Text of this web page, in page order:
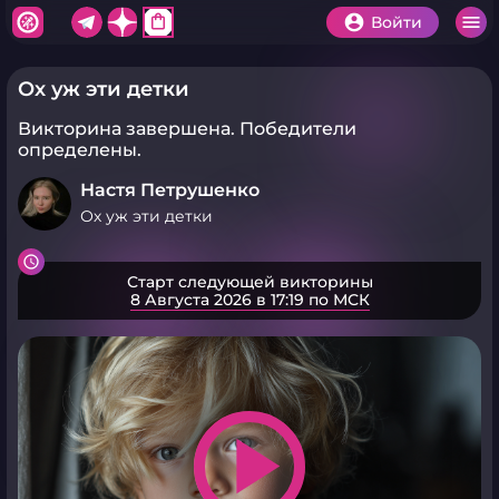
shopping_bag Войти
Ох уж эти детки
Викторина завершена. Победители
определены.
Настя Петрушенко
Ох уж эти детки
Старт следующей викторины
8 Августа 2026 в 17:19 по МСК
play_arrow